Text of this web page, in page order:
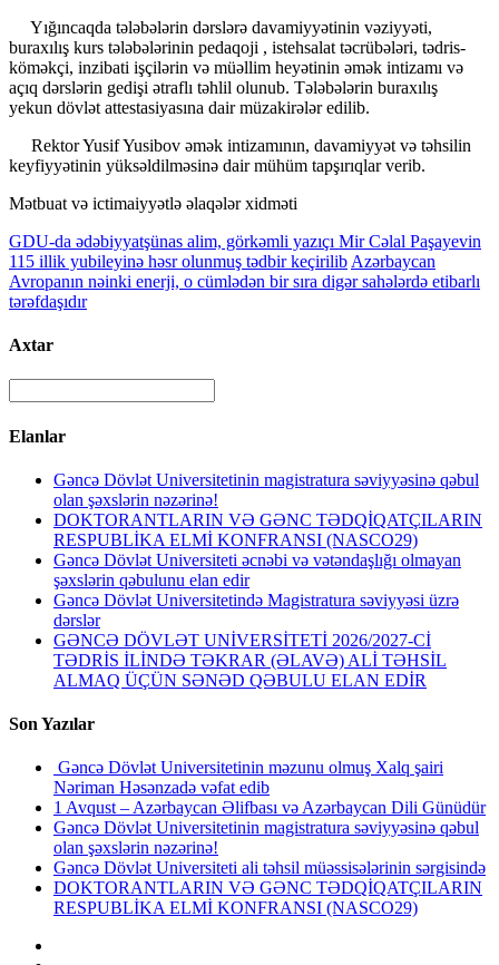
Yığıncaqda tələbələrin dərslərə davamiyyətinin vəziyyəti,
buraxılış kurs tələbələrinin pedaqoji , istehsalat təcrübələri, tədris-
köməkçi, inzibati işçilərin və müəllim heyətinin əmək intizamı və
açıq dərslərin gedişi ətraflı təhlil olunub. Tələbələrin buraxılış
yekun dövlət attestasiyasına dair müzakirələr edilib.
Rektor Yusif Yusibov əmək intizamının, davamiyyət və təhsilin
keyfiyyətinin yüksəldilməsinə dair mühüm tapşırıqlar verib.
Mətbuat və ictimaiyyətlə əlaqələr xidməti
GDU-da ədəbiyyatşünas alim, görkəmli yazıçı Mir Cəlal Paşayevin
115 illik yubileyinə həsr olunmuş tədbir keçirilib Azərbaycan
Avropanın nəinki enerji, o cümlədən bir sıra digər sahələrdə etibarlı
tərəfdaşıdır
Axtar
Elanlar
Gəncə Dövlət Universitetinin magistratura səviyyəsinə qəbul
olan şəxslərin nəzərinə!
DOKTORANTLARIN VƏ GƏNC TƏDQİQATÇILARIN
RESPUBLİKA ELMİ KONFRANSI (NASCO29)
Gəncə Dövlət Universiteti əcnəbi və vətəndaşlığı olmayan
şəxslərin qəbulunu elan edir
Gəncə Dövlət Universitetində Magistratura səviyyəsi üzrə
dərslər
GƏNCƏ DÖVLƏT UNİVERSİTETİ 2026/2027-Cİ
TƏDRİS İLİNDƏ TƏKRAR (ƏLAVƏ) ALİ TƏHSİL
ALMAQ ÜÇÜN SƏNƏD QƏBULU ELAN EDİR
Son Yazılar
Gəncə Dövlət Universitetinin məzunu olmuş Xalq şairi
Nəriman Həsənzadə vəfat edib
1 Avqust – Azərbaycan Əlifbası və Azərbaycan Dili Günüdür
Gəncə Dövlət Universitetinin magistratura səviyyəsinə qəbul
olan şəxslərin nəzərinə!
Gəncə Dövlət Universiteti ali təhsil müəssisələrinin sərgisində
DOKTORANTLARIN VƏ GƏNC TƏDQİQATÇILARIN
RESPUBLİKA ELMİ KONFRANSI (NASCO29)